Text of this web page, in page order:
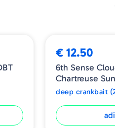
€ 12.50
6th Sense
Chartreuse
deep crankbait